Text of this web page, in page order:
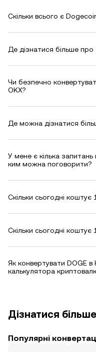
Скільки всього є
Де дізнатися більше про
Чи безпечно
OKX?
Де можна дізнатися
У мене є кілька
ким можна поговорити?
Скільки сьогодні коштує
Скільки сьогодні коштує
Як конвертувати DOGE
калькулятора
Дізнатися більше
Популярні